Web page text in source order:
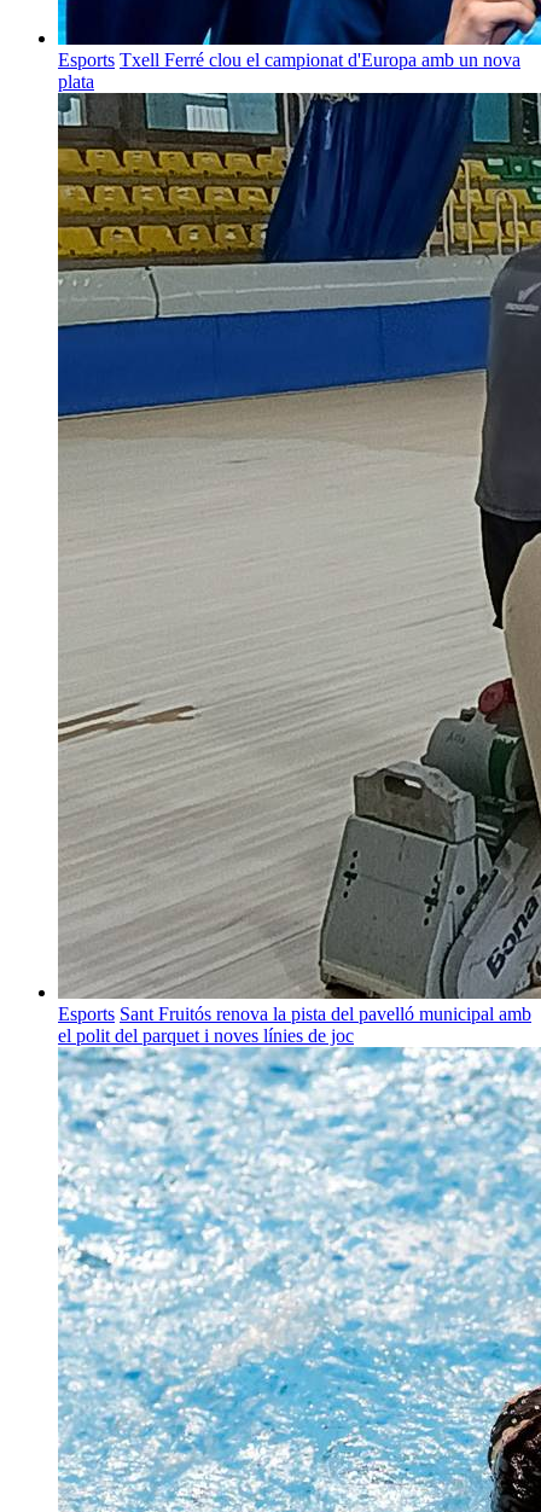
Esports Txell Ferré clou el campionat d'Europa amb un nova
plata
Esports Sant Fruitós renova la pista del pavelló municipal amb
el polit del parquet i noves línies de joc